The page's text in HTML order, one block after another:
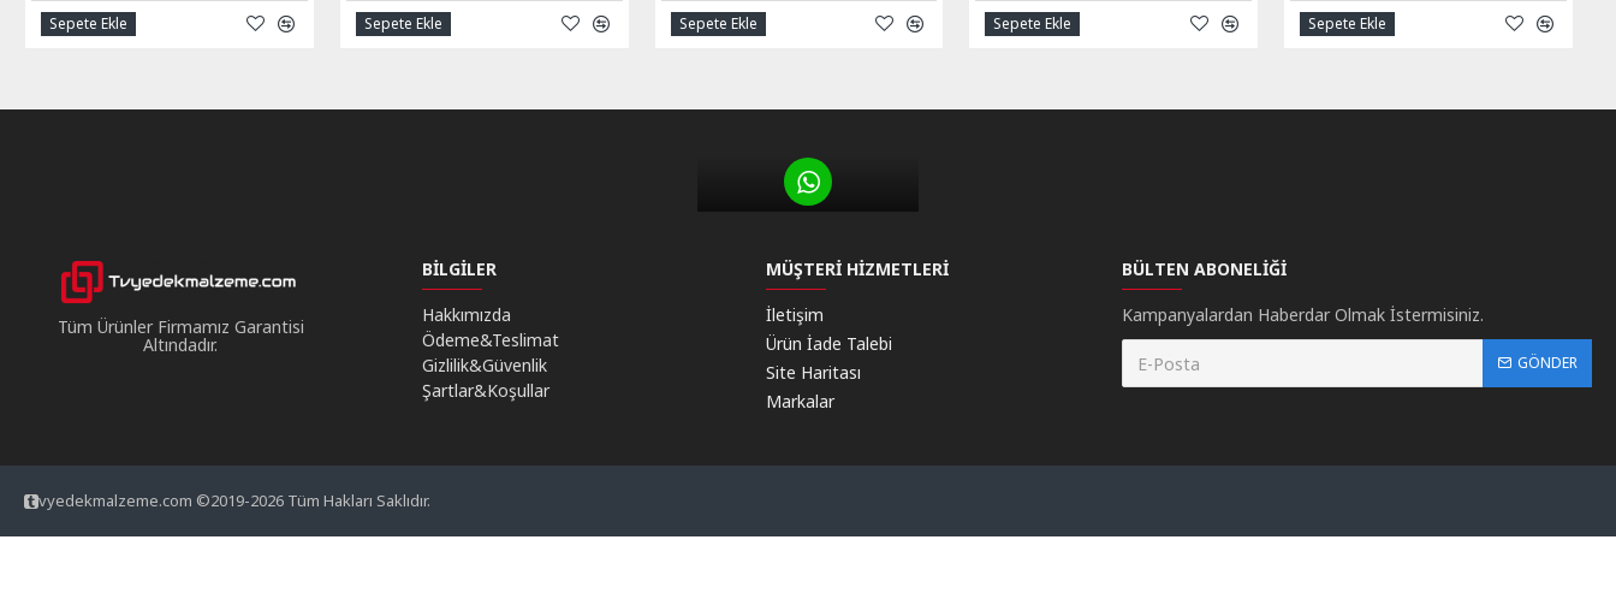
Sepete Ekle Sepete Ekle Sepete Ekle Sepete Ekle Sepete Ekle
Tüm Ürünler Firmamız Garantisi
Altındadır.
BILGILER
Hakkımızda
Ödeme&Teslimat
Gizlilik&Güvenlik
Şartlar&Koşullar
MÜŞTERI HIZMETLERI
İletişim
Ürün İade Talebi
Site Haritası
Markalar
BÜLTEN ABONELIĞI
Kampanyalardan Haberdar Olmak İstermisiniz.
GÖNDER
vyedekmalzeme.com ©2019-2026 Tüm Hakları Saklıdır.